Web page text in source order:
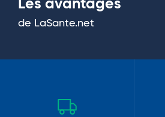
Les avantages
de LaSante.net